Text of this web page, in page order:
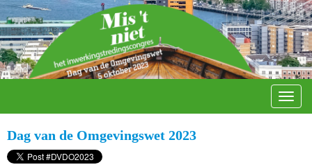
Dag van de Omgevingswet 2023